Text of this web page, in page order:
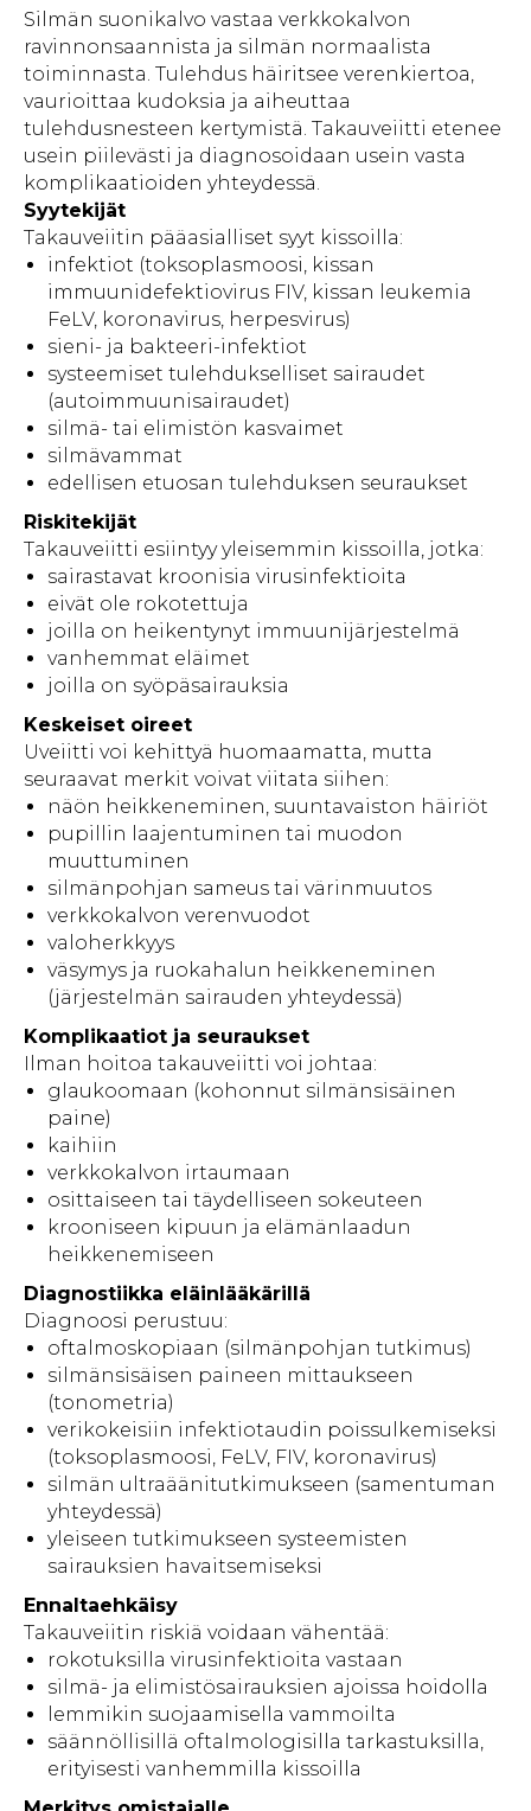
Silmän suonikalvo vastaa verkkokalvon
ravinnonsaannista ja silmän normaalista
toiminnasta. Tulehdus häiritsee verenkiertoa,
vaurioittaa kudoksia ja aiheuttaa
tulehdusnesteen kertymistä. Takauveiitti etenee
usein piilevästi ja diagnosoidaan usein vasta
komplikaatioiden yhteydessä.
Syytekijät
Takauveiitin pääasialliset syyt kissoilla:
infektiot (toksoplasmoosi, kissan
immuunidefektiovirus FIV, kissan leukemia
FeLV, koronavirus, herpesvirus)
sieni- ja bakteeri-infektiot
systeemiset tulehdukselliset sairaudet
(autoimmuunisairaudet)
silmä- tai elimistön kasvaimet
silmävammat
edellisen etuosan tulehduksen seuraukset
Riskitekijät
Takauveiitti esiintyy yleisemmin kissoilla, jotka:
sairastavat kroonisia virusinfektioita
eivät ole rokotettuja
joilla on heikentynyt immuunijärjestelmä
vanhemmat eläimet
joilla on syöpäsairauksia
Keskeiset oireet
Uveiitti voi kehittyä huomaamatta, mutta
seuraavat merkit voivat viitata siihen:
näön heikkeneminen, suuntavaiston häiriöt
pupillin laajentuminen tai muodon
muuttuminen
silmänpohjan sameus tai värinmuutos
verkkokalvon verenvuodot
valoherkkyys
väsymys ja ruokahalun heikkeneminen
(järjestelmän sairauden yhteydessä)
Komplikaatiot ja seuraukset
Ilman hoitoa takauveiitti voi johtaa:
glaukoomaan (kohonnut silmänsisäinen
paine)
kaihiin
verkkokalvon irtaumaan
osittaiseen tai täydelliseen sokeuteen
krooniseen kipuun ja elämänlaadun
heikkenemiseen
Diagnostiikka eläinlääkärillä
Diagnoosi perustuu:
oftalmoskopiaan (silmänpohjan tutkimus)
silmänsisäisen paineen mittaukseen
(tonometria)
verikokeisiin infektiotaudin poissulkemiseksi
(toksoplasmoosi, FeLV, FIV, koronavirus)
silmän ultraäänitutkimukseen (samentuman
yhteydessä)
yleiseen tutkimukseen systeemisten
sairauksien havaitsemiseksi
Ennaltaehkäisy
Takauveiitin riskiä voidaan vähentää:
rokotuksilla virusinfektioita vastaan
silmä- ja elimistösairauksien ajoissa hoidolla
lemmikin suojaamisella vammoilta
säännöllisillä oftalmologisilla tarkastuksilla,
erityisesti vanhemmilla kissoilla